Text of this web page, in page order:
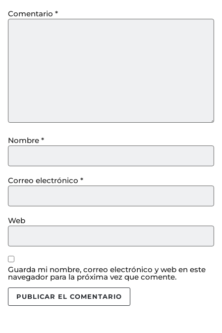
Comentario *
Nombre *
Correo electrónico *
Web
Guarda mi nombre, correo electrónico y web en este
navegador para la próxima vez que comente.